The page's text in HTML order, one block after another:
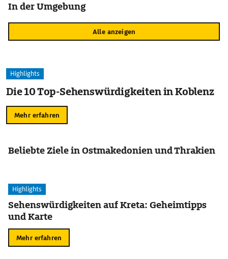
In der Umgebung
Alle anzeigen
Highlights
Die 10 Top-Sehenswürdigkeiten in Koblenz
Mehr erfahren
Beliebte Ziele in Ostmakedonien und Thrakien
Highlights
Sehenswürdigkeiten auf Kreta: Geheimtipps
und Karte
Mehr erfahren